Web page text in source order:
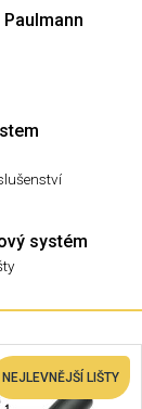
systém
NEJLEVNĚJŠÍ LIŠTY